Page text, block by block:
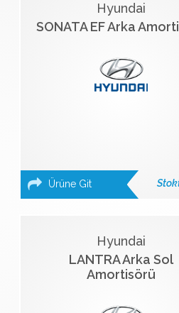
Hyundai
SONATA EF Arka
Ürüne Git
Hyundai
LANTRA Arka Sol
Amortisörü